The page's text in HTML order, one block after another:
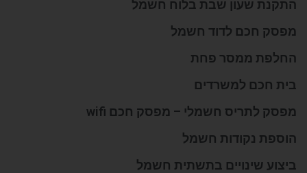
התקנת שעון שבת בלוח חשמל
מפסק חכם לדוד חשמל
החלפת ממסר פחת
בית חכם למשרדים
מפסק לתריס חשמלי – מפסק חכם wifi
הוספת נקודות חשמל
ביצוע שינויים בתשתית חשמל